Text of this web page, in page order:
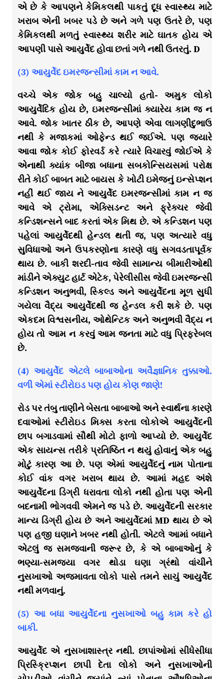
એ છે કે આપણને કેમિકલથી પાકતું દૂધ સ્વાસ્થ્ય માટે
ખરાબ એની ખબર પડે છે અને ગળે પણ ઉતરે છે, પણ
કેમિકલથી મળતું સ્વાસ્થ્ય શરીર માટે ઘાતક હોય એ
આપણી પાસે આયુર્વેદ હોવા છતાં ગળે નથી ઉતરતું. D
(3) આયુર્વેદ ઇમરજન્સીમાં કામ ન આવે.
વચ્ચે એક જોક બહુ ચાલ્યો હતો- અમુક લોકો
આયુર્વેદિક હોય છે, ઇમરજન્સીમાં ક્યારેય કામ જ ન
આવે. જોક ખાતર ઠીક છે, આપણે એવા લાગણીદુભાઉ
નથી કે મજાકમાં ઓફેન્ડ થઈ જઈએ. પણ જ્યારે
આવા જોક કોઈ ફોરવર્ડ કરે ત્યારે વિચારવું જોઈએ કે
એનાથી ક્યાંક બીજા બધાના સબકોન્સિયસમાં પરોક્ષ
રીતે કોઈ બાબત માટે બાયસ કે ખોટી ઇમેજનું ઇન્સેપ્શન
નહીં થઈ જાય ને આયુર્વેદ ઇમરજન્સીમાં કામ ન જ
આવે એ ટ્રોમા, એક્સિડન્ટ અને ફ્રેક્ચર જેવી
કન્ડિશન્સને બાદ કરતાં એક મિથ છે. એ કન્ડિશન પણ
પહેલાં આયુર્વેદથી હેન્ડલ થતી જ, પણ અત્યારે વધુ
સુવિધાઓ અને ઉપકરણોના કારણે વધુ સગવડતાપૂર્વક
થાય છે. બાકી શરદી-તાવ જેવી સામાન્ય બીમારીઓથી
માંડીને એક્યુટ હાર્ટ એટેક, પેરેલીસીસ જેવી ઇમરજન્સી
કન્ડિશન અનુભવી, સ્કિલ્ડ અને આયુર્વેદના મૂળ સુધી
ગયેલા વૈદ્ય આયુર્વેદથી જ હેન્ડલ કરી શકે છે. પણ
એકદમ વિશ્વસનીય, ઓથેન્ટિક અને અનુભવી વૈદ્ય ન
હોય તો આમ ન કરવું આમ જનતા માટે વધુ પ્રિફરેબલ
છે.
(4) આયુર્વેદ એટલે બાબાઓના અવૈજ્ઞાનિક તુક્કાઓ.
વળી એમાં સ્ટીરોઇડ પણ હોય કોણ જાણે!
રોડ પર તંબુ તાણીને બેસતા બાબાઓ અને સ્વાર્થના કારણે
દવાઓમાં સ્ટીરોઇડ મિક્સ કરતા લોકોએ આયુર્વેદની
છાપ બગાડવામાં સૌથી મોટો ફાળો આપ્યો છે. આયુર્વેદ
એક સાયન્સ તરીકે પ્રતિષ્ઠિત ન થયું હોવાનું એક બહુ
મોટું કારણ આ છે. પણ એમાં આયુર્વેદનું નામ પોતાના
કોઈ વાંક વગર ખરાબ થાય છે. આમાં મહદ અંશે
આયુર્વેદના ડિગ્રી ધરાવતા લોકો નથી હોતા પણ એની
બદનામી ભોગવવી એમને જ પડે છે. આયુર્વેદની સરકાર
માન્ય ડિગ્રી હોય છે અને આયુર્વેદમાં MD થાય છે એ
પણ હજી ઘણાને ખબર નથી હોતી. એટલે આમાં બધાને
એટલું જ સમજવાની જરૂર છે, કે એ બાબાઓનું કે
ભણ્યા-સમજ્યા વગર થોડા ઘણા ગ્રંથો વાંચીને
નુસખાઓ અજમાવતા લોકો પાસે તમને સાચું આયુર્વેદ
નથી મળવાનું.
(5) આ બધા આયુર્વેદના નુસખાઓ બહુ કામ કરે હો
બાકી.
આયુર્વેદ એ નુસખાશાસ્ત્ર નથી. છાપાંઓમાં સીધેસીધા
પ્રિસ્ક્રિપ્શન છાપી દેતા લોકો અને નુસખાઓની